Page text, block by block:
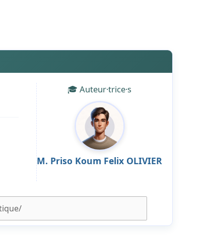
🎓 Auteur·trice·s
M. Priso Koum Felix OLIVIER